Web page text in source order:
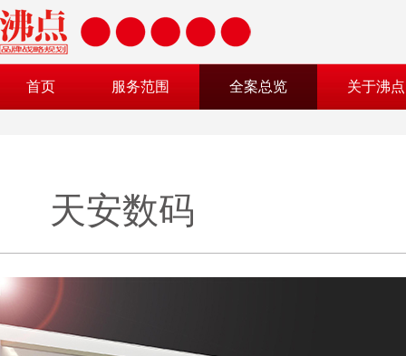
首页 服务范围 全案总览 关于沸点
天安数码